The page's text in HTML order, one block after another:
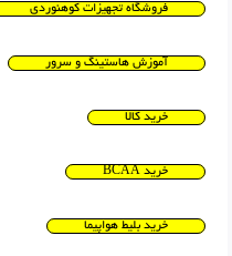
فروشگاه تجهیزات کوهنوردی
آموزش هاستینگ و سرور
خرید کالا
خرید BCAA
خرید بلیط هواپیما